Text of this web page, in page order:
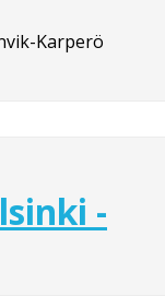
Karperö
-